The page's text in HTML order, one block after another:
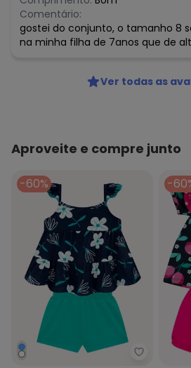
Comentário:
gostei do conjunto, o tamanho 8
na minha filha de 7anos que de
Ver todas as
Aproveite e compre junto
-60%
Kyly -
-